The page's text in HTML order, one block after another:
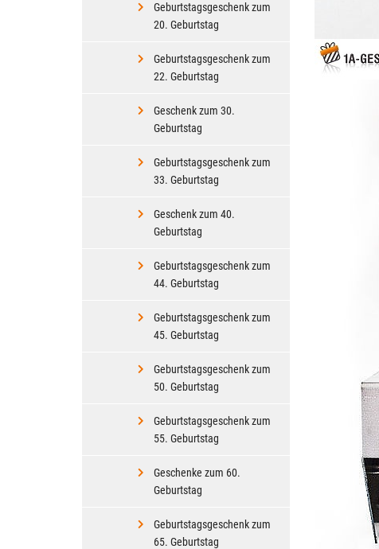
Geburtstagsgeschenk zum
20. Geburtstag
Geburtstagsgeschenk zum
22. Geburtstag
Geschenk zum 30.
Geburtstag
Geburtstagsgeschenk zum
33. Geburtstag
Geschenk zum 40.
Geburtstag
Geburtstagsgeschenk zum
44. Geburtstag
Geburtstagsgeschenk zum
45. Geburtstag
Geburtstagsgeschenk zum
50. Geburtstag
Geburtstagsgeschenk zum
55. Geburtstag
Geschenke zum 60.
Geburtstag
Geburtstagsgeschenk zum
65. Geburtstag